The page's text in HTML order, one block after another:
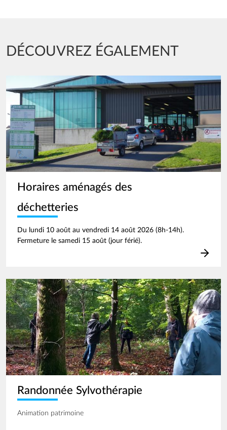
DÉCOUVREZ ÉGALEMENT
Horaires aménagés des
déchetteries
Du lundi 10 août au vendredi 14 août 2026 (8h-14h).
Fermeture le samedi 15 août (jour férié).
Image
Randonnée Sylvothérapie
Animation patrimoine